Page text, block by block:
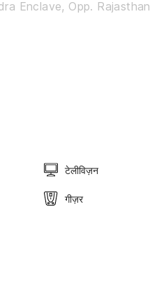
Enclave, Opp. Rajasthan
टेलीविज़न
गीज़र